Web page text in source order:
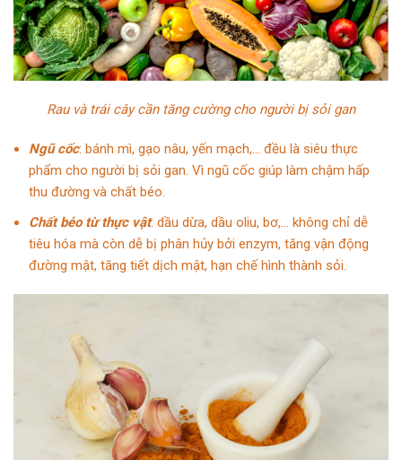
Rau và trái cây cần tăng cường cho người bị sỏi gan
Ngũ cốc: bánh mì, gạo nâu, yến mạch,… đều là siêu thực
phẩm cho người bị sỏi gan. Vì ngũ cốc giúp làm chậm hấp
thu đường và chất béo.
Chất béo từ thực vật: dầu dừa, dầu oliu, bơ,… không chỉ dễ
tiêu hóa mà còn dễ bị phân hủy bởi enzym, tăng vận động
đường mật, tăng tiết dịch mật, hạn chế hình thành sỏi.